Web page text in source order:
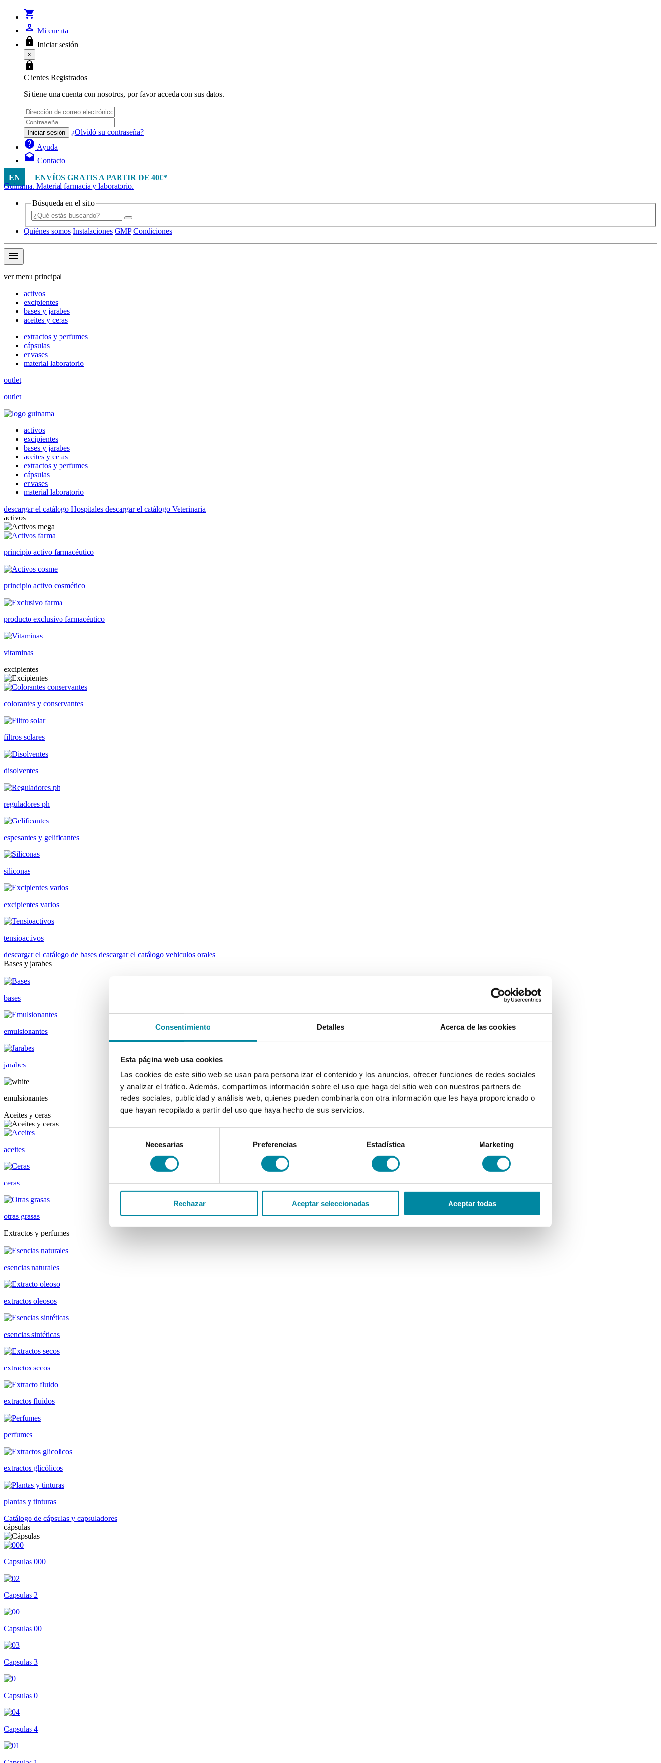
Consentimiento Detalles Acerca de las cookies
Esta página web usa cookies
Las cookies de este sitio web se usan para personalizar el contenido y los anuncios, ofrecer funciones de redes sociales
y analizar el tráfico. Además, compartimos información sobre el uso que haga del sitio web con nuestros partners de
redes sociales, publicidad y análisis web, quienes pueden combinarla con otra información que les haya proporcionado o
que hayan recopilado a partir del uso que haya hecho de sus servicios.
consentimiento
Necesarias Preferencias Estadística Marketing
Rechazar Aceptar seleccionadas Aceptar todas
shopping_cart
person_outline Mi cuenta
lock Iniciar sesión
×
lock
Clientes Registrados
Si tiene una cuenta con nosotros, por favor acceda con sus datos.
Iniciar sesión ¿Olvidó su contraseña?
help Ayuda
drafts Contacto
EN
ENVÍOS GRATIS A PARTIR DE 40€*
Guinama. Material farmacia y laboratorio.
Búsqueda en el sitio
Quiénes somos Instalaciones GMP Condiciones
menu
ver menu principal
activos
excipientes
bases y jarabes
aceites y ceras
extractos y perfumes
cápsulas
envases
material laboratorio
outlet
outlet
activos
excipientes
bases y jarabes
aceites y ceras
extractos y perfumes
cápsulas
envases
material laboratorio
descargar el catálogo Hospitales descargar el catálogo Veterinaria
activos
principio activo farmacéutico
principio activo cosmético
producto exclusivo farmacéutico
vitaminas
excipientes
colorantes y conservantes
filtros solares
disolventes
reguladores ph
espesantes y gelificantes
siliconas
excipientes varios
tensioactivos
descargar el catálogo de bases descargar el catálogo vehiculos orales
Bases y jarabes
bases
emulsionantes
jarabes
emulsionantes
Aceites y ceras
aceites
ceras
otras grasas
Extractos y perfumes
esencias naturales
extractos oleosos
esencias sintéticas
extractos secos
extractos fluidos
perfumes
extractos glicólicos
plantas y tinturas
Catálogo de cápsulas y capsuladores
cápsulas
Capsulas 000
Capsulas 2
Capsulas 00
Capsulas 3
Capsulas 0
Capsulas 4